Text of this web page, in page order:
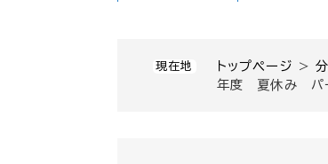
現在地 トップページ >
年度 夏休み パ